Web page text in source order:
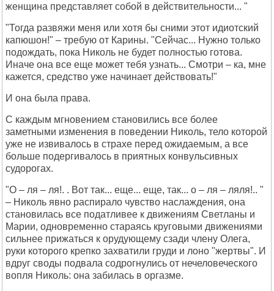
женщина представляет собой в действительности... "
"Тогда развяжи меня или хотя бы сними этот идиотский
капюшон!" – требую от Карины. "Сейчас... Нужно только
подождать, пока Николь не будет полностью готова.
Иначе она все еще может тебя узнать... Смотри – ка, мне
кажется, средство уже начинает действовать!"
И она была права.
С каждым мгновением становились все более
заметными изменения в поведении Николь, тело которой
уже не извивалось в страхе перед ожидаемым, а все
больше подергивалось в приятных конвульсивных
судорогах.
"О – ля – ля!. . Вот так... еще... еще, так... о – ля – ляля!.. "
– Николь явно распирало чувство наслаждения, она
становилась все податливее к движениям Светланы и
Марии, одновременно стараясь круговыми движениями
сильнее прижаться к орудующему сзади члену Олега,
руки которого крепко захватили груди и лоно "жертвы". И
вдруг своды подвала содрогнулись от нечеловеческого
вопля Николь: она забилась в оргазме.